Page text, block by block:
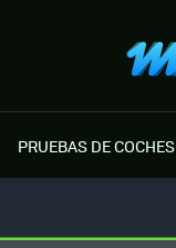
PRUEBAS DE COCHES